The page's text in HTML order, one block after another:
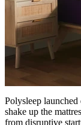
Polysleep
shake up the
from disruptive